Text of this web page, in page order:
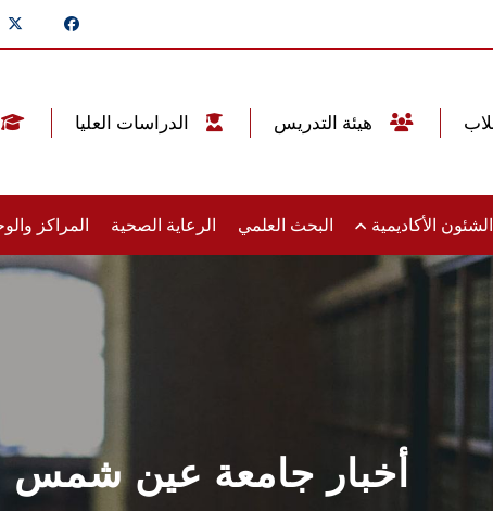
الشئون الأكاديمية البحث العلمي الرعاية الصحية المراكز
أخبار جامعة عين شمس